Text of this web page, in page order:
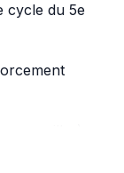
cycle du 5e